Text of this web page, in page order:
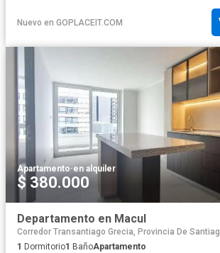
Nuevo en GOPLACEIT.COM
Apartamento·en alquiler
$ 380.000
Departamento en Macul
Corredor Transantiago Grecia, Provincia De
1 Dormitorio1 BañoApartamento